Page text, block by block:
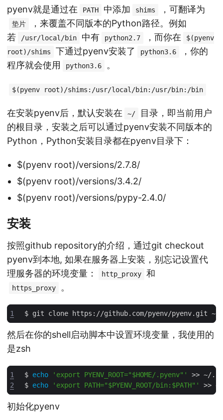
pyenv就是通过在 PATH 中添加 shims ，可翻译为
垫片
，来覆盖不同版本的Python路径。例如
若
/usr/local/bin 中有 python2.7 ，而你在
$(pyenv
root)/shims
下通过pyenv安装了 python3.6
，你的
程序就会使用
python3.6 。
$(pyenv root)/shims:/usr/local/bin:/usr/bin:/bin
在安装pyenv后，默认安装在 ~/
目录，即当前用户
的根目录，安装之后可以通过pyenv安装不同版本的
Python，Python安装目录都在pyenv目录下：
$(pyenv root)/versions/2.7.8/
$(pyenv root)/versions/3.4.2/
$(pyenv root)/versions/pypy-2.4.0/
安装
按照github repository的介绍，通过git checkout
pyenv到本地, 如果在服务器上安装，别忘记设置代
理服务器的环境变量：
http_proxy 和
https_proxy 。
1
然后在你的shell启动脚本中设置环境变量，我使用的
是zsh
1 $ echo
'export PYENV_ROOT="$HOME/.pyenv"'
2
$ echo 'export PATH="$PYENV_ROOT/bin:$PATH"'
初始化pyenv